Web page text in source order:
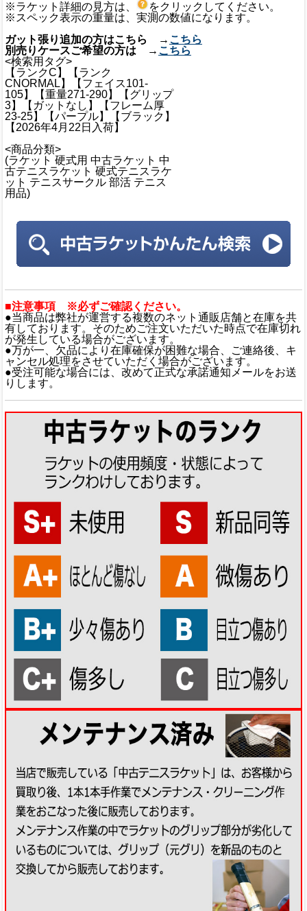
※ラケット詳細の見方は、
をクリックしてください。
※スペック表示の重量は、実測の数値になります。
ガット張り追加の方はこちら → こちら
別売りケースご希望の方は → こちら
<検索用タグ>
【ランクC】【ランク
CNORMAL】【フェイス101-
105】【重量271-290】【グリップ
3】【ガットなし】【フレーム厚
23-25】【パープル】【ブラック】
【2026年4月22日入荷】
<商品分類>
(ラケット 硬式用 中古ラケット 中
古テニスラケット 硬式テニスラケ
ット テニスサークル 部活 テニス
用品)
■注意事項 ※必ずご確認ください。
●当商品は弊社が運営する複数のネット通販店舗と在庫を共
有しております。そのためご注文いただいた時点で在庫切れ
が発生している場合がございます。
●万が一、欠品により在庫確保が困難な場合、ご連絡後、キ
ャンセル処理をさせていただく場合がございます。
●受注可能な場合には、改めて正式な承諾通知メールをお送
りします。